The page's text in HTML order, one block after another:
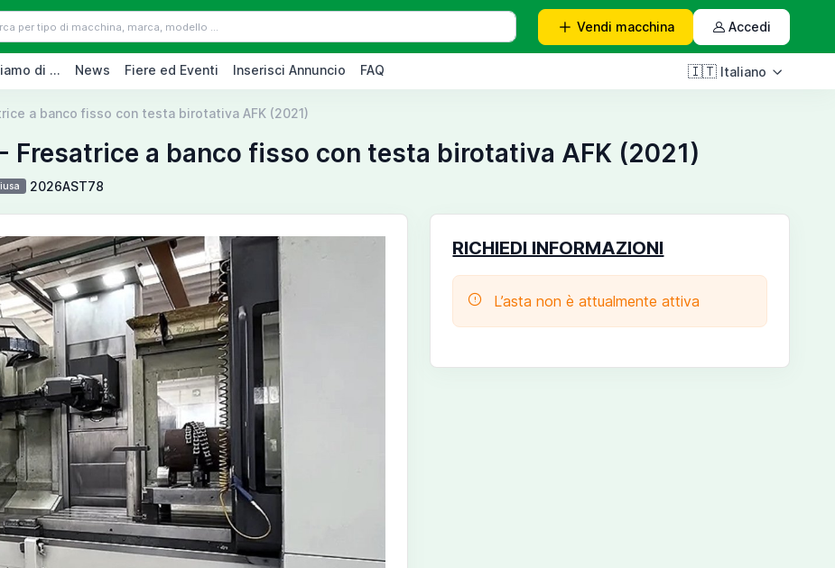
Vendi macchina Accedi
di ... News Fiere ed Eventi Inserisci Annuncio FAQ 🇮🇹 Italiano
a banco fisso con testa birotativa AFK (2021)
Fresatrice a banco fisso con testa birotativa AFK (2021)
2026AST78
RICHIEDI INFORMAZIONI
L’asta non è attualmente attiva